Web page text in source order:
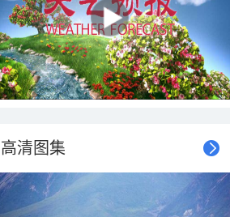
高清图集